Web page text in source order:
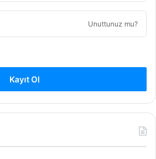
Unuttunuz mu?
Kayıt Ol